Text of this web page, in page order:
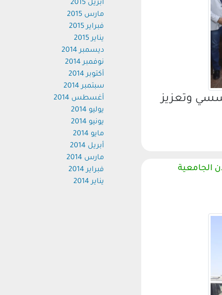
وتعزيز
الجامعية
أبريل 2015
مارس 2015
فبراير 2015
يناير 2015
ديسمبر 2014
نوفمبر 2014
أكتوبر 2014
سبتمبر 2014
أغسطس 2014
يوليو 2014
يونيو 2014
مايو 2014
أبريل 2014
مارس 2014
فبراير 2014
يناير 2014